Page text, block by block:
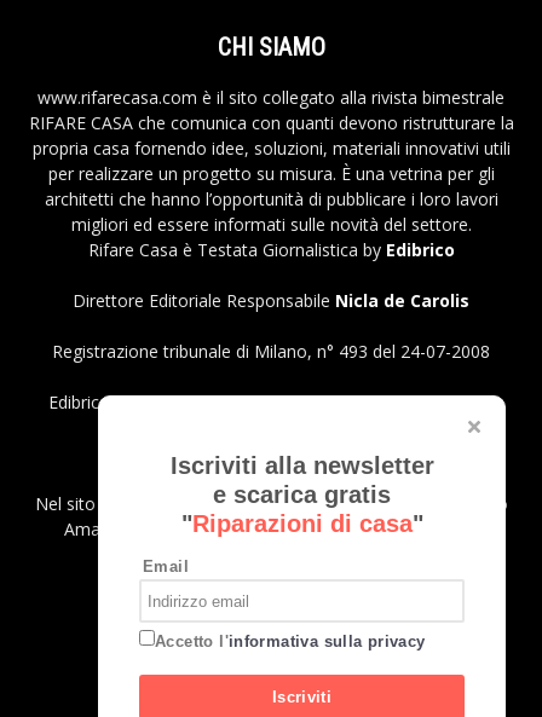
Iscriviti alla newsletter
e scarica gratis
"Riparazioni di casa"
Email
Accetto l'informativa sulla privacy
Iscriviti
CHI SIAMO
www.rifarecasa.com è il sito collegato alla rivista bimestrale
RIFARE CASA che comunica con quanti devono ristrutturare la
propria casa fornendo idee, soluzioni, materiali innovativi utili
per realizzare un progetto su misura. È una vetrina per gli
architetti che hanno l’opportunità di pubblicare i loro lavori
migliori ed essere informati sulle novità del settore.
Rifare Casa è Testata Giornalistica by Edibrico
Direttore Editoriale Responsabile Nicla de Carolis
Registrazione tribunale di Milano, n° 493 del 24-07-2008
Edibrico srl - Viale Emilio Caldara, 44 - 20122 Milano P.iva
Privacy Policy
Nel sito sono presenti prodotti Amazon; in qualità di Affiliato
Amazon riceviamo un guadagno dagli acquisti idonei.
SEGUICI